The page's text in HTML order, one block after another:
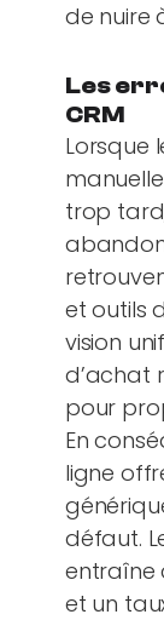
de nuire
Les
CRM
Lorsque
trop
et outils
vision
d’achat
pour
En
ligne
défaut.
entraîne
et un